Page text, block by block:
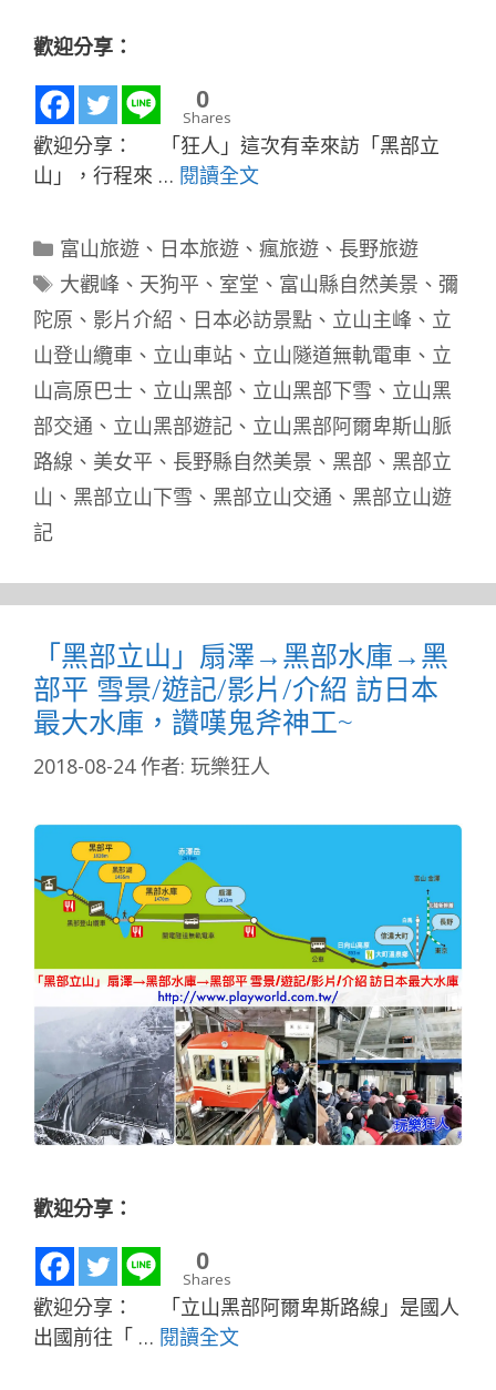
歡迎分享：
0
Shares
歡迎分享： 「狂人」這次有幸來訪「黑部立
山」，行程來 … 閱讀全文
分
類
富山旅遊、 日本旅遊、 瘋旅遊、 長野旅遊
標
籤
大觀峰 、 天狗平 、 室堂 、 富山縣自然美景 、 彌
陀原 、 影片介紹 、 日本必訪景點 、 立山主峰 、 立
山登山纜車 、 立山車站 、 立山隧道無軌電車 、 立
山高原巴士 、 立山黑部 、 立山黑部下雪 、 立山黑
部交通 、 立山黑部遊記 、 立山黑部阿爾卑斯山脈
路線 、 美女平 、 長野縣自然美景 、 黑部 、 黑部立
山 、 黑部立山下雪 、 黑部立山交通 、 黑部立山遊
記
「黑部立山」扇澤→黑部水庫→黑
部平 雪景/遊記/影片/介紹 訪日本
最大水庫，讚嘆鬼斧神工~
2018-08-24 作者: 玩樂狂人
歡迎分享：
0
Shares
歡迎分享： 「立山黑部阿爾卑斯路線」是國人
出國前往「 … 閱讀全文